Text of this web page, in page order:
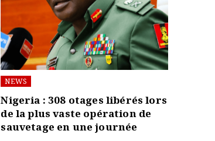
NEWS
Nigeria : 308 otages libérés lors
de la plus vaste opération de
sauvetage en une journée